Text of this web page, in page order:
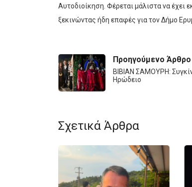
Αυτοδιοίκηση. Φέρεται μάλιστα να έχει
ξεκινώντας ήδη επαφές για τον Δήμο
Προηγούμενο Άρθρο
ΒΙΒΙΑΝ ΣΑΜΟΥΡΗ:
Ηρώδειο
Σχετικά Άρθρα